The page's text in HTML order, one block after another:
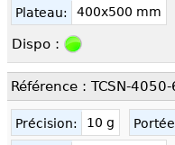
Plateau: 400x500 mm
Dispo :
Référence : TCSN-
Précision: 10 g